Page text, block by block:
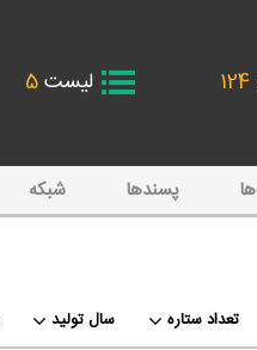
124 لیست5
پسند‌ها شبکه
سال تولید تعداد ستاره